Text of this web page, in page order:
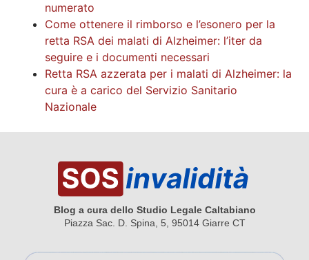
numerato
Come ottenere il rimborso e l’esonero per la
retta RSA dei malati di Alzheimer: l’iter da
seguire e i documenti necessari
Retta RSA azzerata per i malati di Alzheimer: la
cura è a carico del Servizio Sanitario
Nazionale
Blog a cura dello Studio Legale Caltabiano
Piazza Sac. D. Spina, 5, 95014 Giarre CT